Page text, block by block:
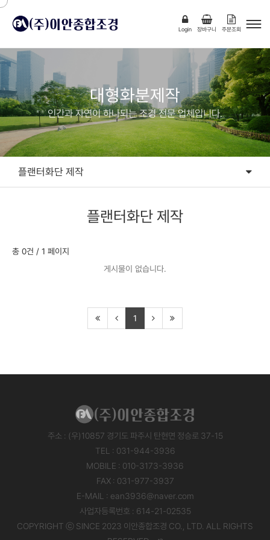
Login 장바구니 주문조회
대형화분제작
인간과 자연이 하나되는 조경 전문 업체입니다.
플랜터화단 제작
원형,벤치형 플랜트박스
플랜터화단 제작
총 0건 / 1 페이지
게시물이 없습니다.
1
주소 : (우)10857 경기도 파주시 탄현면 정승로 37-15
TEL : 031-944-3936
MOBILE : 010-3173-3936
FAX : 031-977-3937
E-MAIL : ean3936@naver.com
사업자등록번호 : 614-21-02535
COPYRIGHT ⓒ SINCE 2023 이안종합조경 CO., LTD. ALL RIGHTS